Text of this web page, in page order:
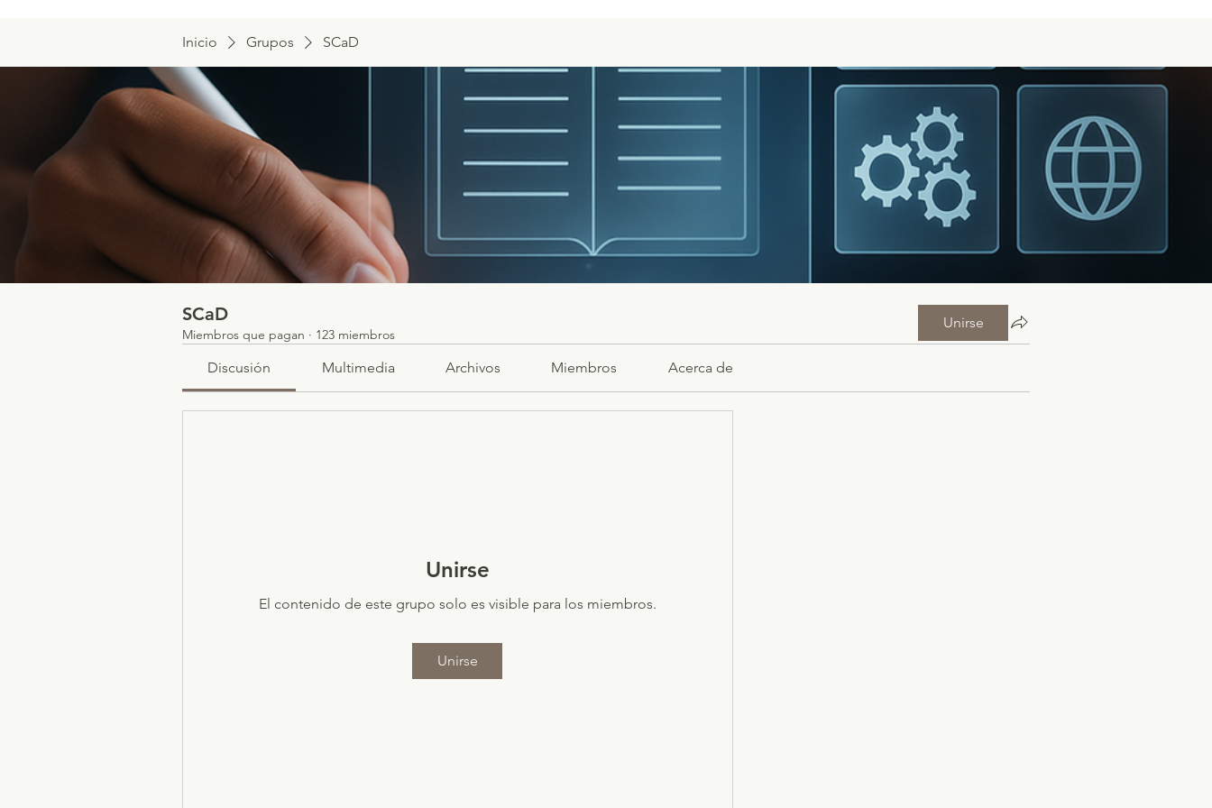
Inicio Grupos SCaD
SCaD
Miembros que pagan · 123 miembros
Unirse
Discusión Multimedia Archivos Miembros Acerca de
Unirse
El contenido de este grupo solo es visible para los miembros.
Unirse